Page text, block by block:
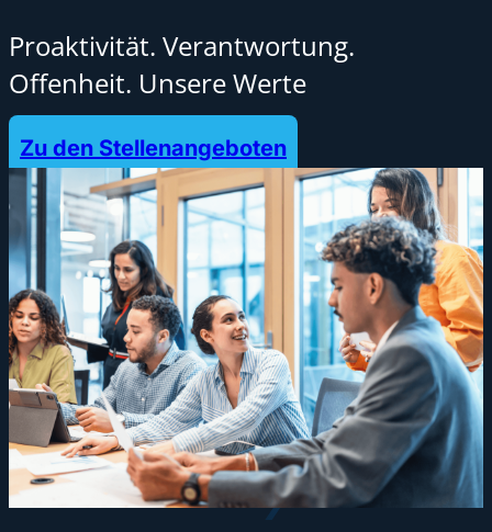
Proaktivität. Verantwortung.
Offenheit. Unsere Werte
Zu den Stellenangeboten